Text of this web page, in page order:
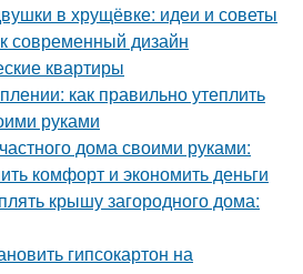
в хрущёвке: идеи и советы
современный дизайн
квартиры
как правильно утеплить
руками
дома своими руками:
комфорт и экономить деньги
крышу загородного дома:
гипсокартон на